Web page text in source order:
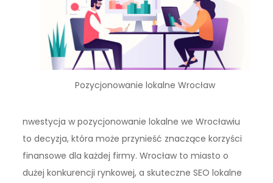
Pozycjonowanie lokalne Wrocław
nwestycja w pozycjonowanie lokalne we Wrocławiu
to decyzja, która może przynieść znaczące korzyści
finansowe dla każdej firmy. Wrocław to miasto o
dużej konkurencji rynkowej, a skuteczne SEO lokalne